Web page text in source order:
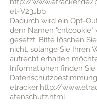
http://www.etracker.de/
et=V23Jbb
Dadurch wird ein Opt-
dem Namen "cntcookie"
gesetzt. Bitte löschen
nicht, solange Sie Ihren
aufrecht erhalten
Informationen finden Sie
etracker:http://
atenschutz.html